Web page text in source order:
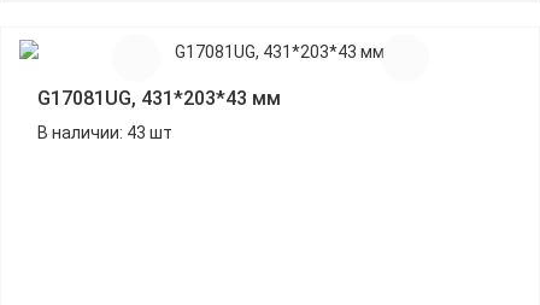
G17081UG, 431*203*43 мм
В наличии: 43 шт